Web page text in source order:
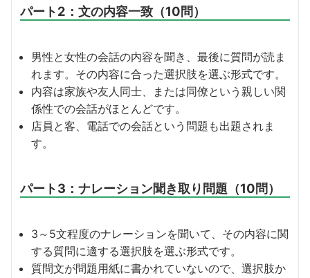
パート2：文の内容一致（10問）
男性と女性の会話の内容を聞き、最後に質問が読ま
れます。その内容に合った選択肢を選ぶ形式です。
内容は家族や友人同士、または同僚という親しい関
係性での会話がほとんどです。
店員と客、電話での会話という問題も出題されま
す。
パート3：ナレーション聞き取り問題（10問）
3～5文程度のナレーションを聞いて、その内容に関
する質問に適する選択肢を選ぶ形式です。
質問文が問題用紙に書かれていないので、選択肢か